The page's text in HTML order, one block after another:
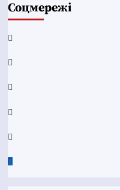
Соцмережі
Facebook
YouTube
Telegram
Instagram
Twitter
Google